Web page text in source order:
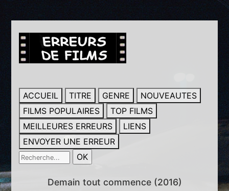
ACCUEIL TITRE GENRE
NOUVEAUTES
FILMS POPULAIRES
TOP FILMS
MEILLEURES ERREURS
LIENS
ENVOYER UNE ERREUR
Demain tout commence (2016)